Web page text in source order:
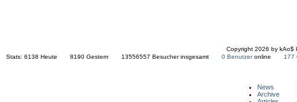
Copyright 2026 by kAo$
Stats: 6138 Heute 8190 Gestern 13556557 Besucher insgesamt 0 Benutzeronline 177
News
Archive